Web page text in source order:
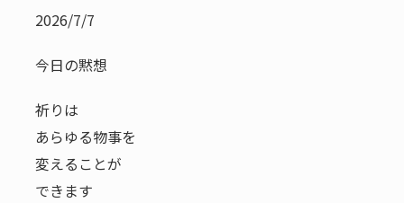
2026/7/7
今日の黙想
祈りは
あらゆる物事を
変えることが
できます